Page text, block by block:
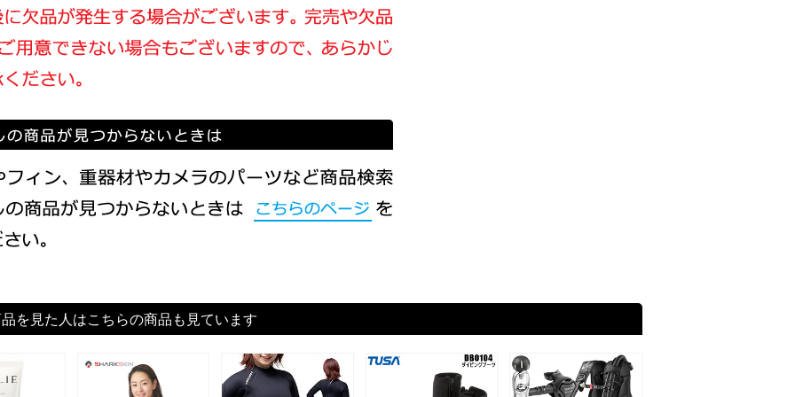
を見た人はこちらの商品も見ています